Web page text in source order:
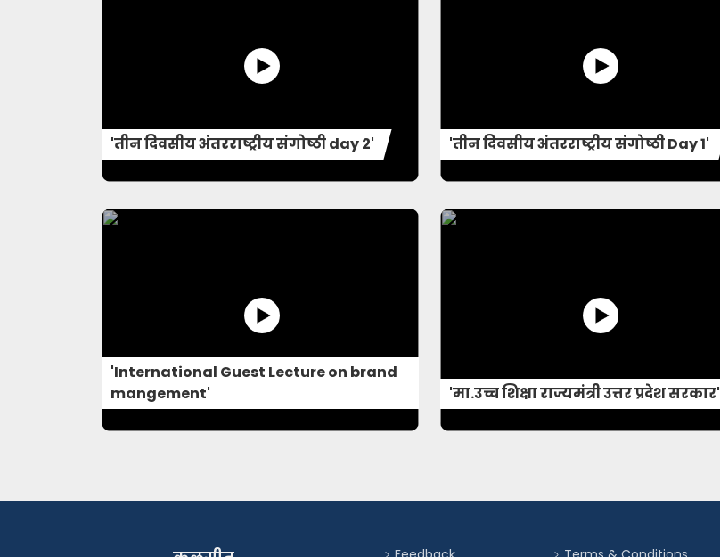
'तीन दिवसीय अंतरराष्ट्रीय संगोष्ठी day 2' 'तीन दिवसीय अंतरराष्ट्रीय संगोष्ठी Day 1'
'International Guest Lecture on brand
mangement'
'मा.उच्च शिक्षा राज्यमंत्री उत्तर प्रदेश सरकार'